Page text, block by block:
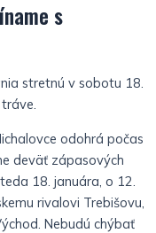
s
stretnú v sobotu 18.
odohrá počas
deväť zápasových
18. januára, o 12.
rivalovi Trebišovu,
Nebudú chýbať